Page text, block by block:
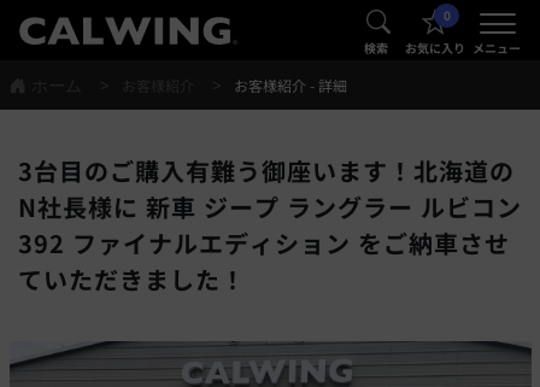
® 検索
0
お気に入り メニュー
®
お客様紹介 - 詳細
3台目のご購入有難う御座います！北海道の
N社長様に 新車 ジープ ラングラー ルビコン
392 ファイナルエディション をご納車させ
ていただきました！